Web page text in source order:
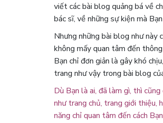
viết các bài blog quảng bá về
bác sĩ, về những sự kiện mà
Nhưng những bài blog như này
không mấy quan tâm đến
Bạn chỉ đơn giản là gây khó
trang như vậy trong bài blog
Dù Bạn là ai, đã làm gì, thì
như trang chủ, trang giới thiệu,
năng chỉ quan tâm đến cách